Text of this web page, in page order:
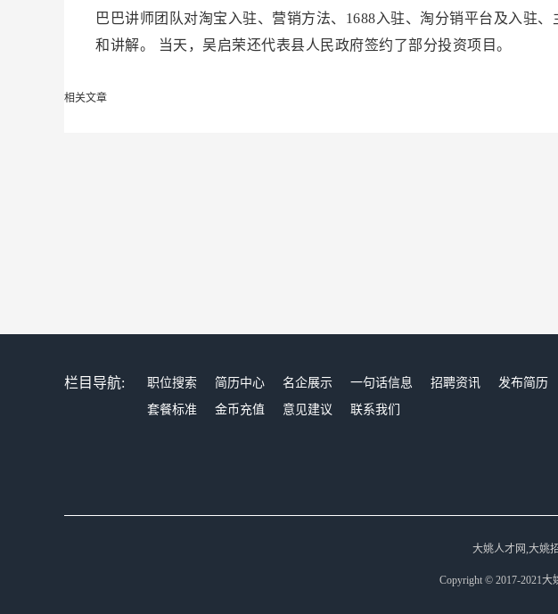
巴巴讲师团队对淘宝入驻、营销方法、1688入驻、淘分销平台及入驻
和讲解。 当天，吴启荣还代表县人民政府签约了部分投资项目。
相关文章
栏目导航: 职位搜索 简历中心 名企展示 一句话信息 招聘资讯 发布简历
套餐标准
金币充值 意见建议 联系我们
大姚人才网,大姚
Copyright © 2017-2021大